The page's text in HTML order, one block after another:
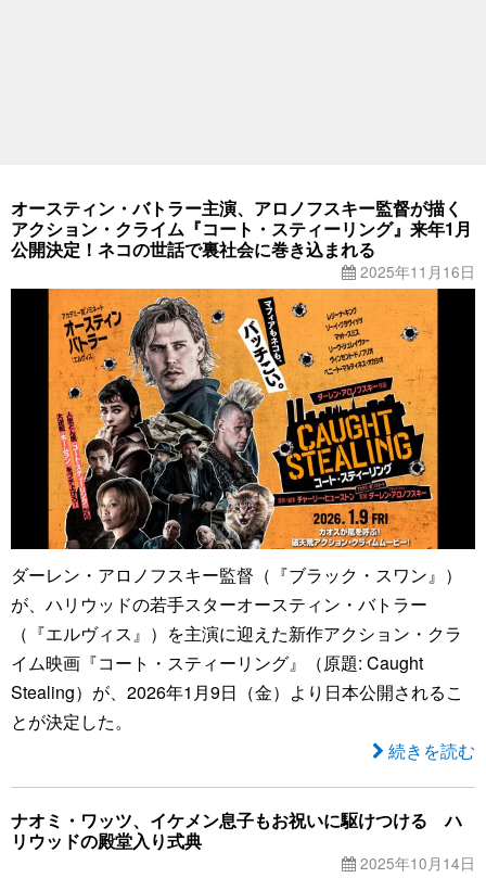
オースティン・バトラー主演、アロノフスキー監督が描く
アクション・クライム『コート・スティーリング』来年1月
公開決定！ネコの世話で裏社会に巻き込まれる
2025年11月16日
ダーレン・アロノフスキー監督（『ブラック・スワン』）
が、ハリウッドの若手スターオースティン・バトラー
（『エルヴィス』）を主演に迎えた新作アクション・クラ
イム映画『コート・スティーリング』（原題: Caught
Stealing）が、2026年1月9日（金）より日本公開されるこ
とが決定した。
続きを読む
ナオミ・ワッツ、イケメン息子もお祝いに駆けつける ハ
リウッドの殿堂入り式典
2025年10月14日